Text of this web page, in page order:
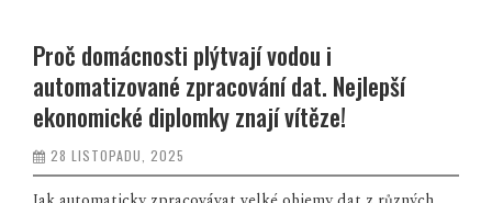
Proč domácnosti plýtvají vodou i
automatizované zpracování dat. Nejlepší
ekonomické diplomky znají vítěze!
28 LISTOPADU, 2025